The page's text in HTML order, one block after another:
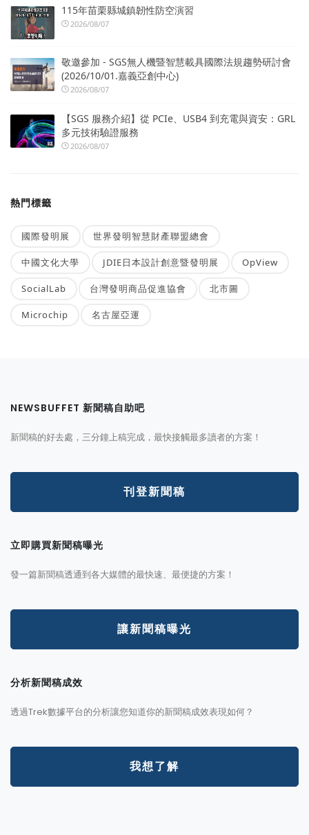
115年苗栗縣城鎮韌性防空演習
2026/08/07
敬邀參加 - SGS無人機暨智慧載具國際法規趨勢研討會
(2026/10/01.嘉義亞創中心)
2026/08/07
【SGS 服務介紹】從 PCIe、USB4 到充電與資安：GRL
多元技術驗證服務
2026/08/07
熱門標籤
國際發明展 世界發明智慧財產聯盟總會
中國文化大學 JDIE日本設計創意暨發明展 OpView
SocialLab 台灣發明商品促進協會 北市圖
Microchip 名古屋亞運
NEWSBUFFET 新聞稿自助吧
新聞稿的好去處，三分鐘上稿完成，最快接觸最多讀者的方案！
刊登新聞稿
立即購買新聞稿曝光
發一篇新聞稿透通到各大媒體的最快速、最便捷的方案！
讓新聞稿曝光
分析新聞稿成效
透過Trek數據平台的分析讓您知道你的新聞稿成效表現如何？
我想了解